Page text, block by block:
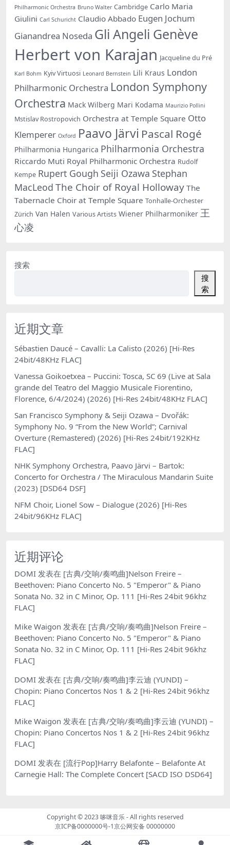
Philharmonic Orchestra Bruno Walter Cambridge Carlo Maria
Giulini Carl Schuricht Claudio Abbado Eugen Jochum
Gianandrea Noseda Gli Angeli Genève
Herbert von Karajan Jacqueline du Pré
Karl Bohm Kyiv Virtuosi Leonard Bernstein Lili Kraus London
Philharmonic Orchestra London Symphony
Orchestra Mack Wilberg Mari Kodama Maurizio Pollini
Mstislav Rostropovich Orchestra at Temple Square Otto
Klemperer Oxford Paavo Järvi Pascal Rogé
Philharmonia Hungarica Philharmonia Orchestra
Riccardo Muti Royal Philharmonic Orchestra Rudolf
Kempe Rupert Gough Seiji Ozawa Stephan
MacLeod The Choir of Royal Holloway The
Tabernacle Choir at Temple Square Tonhalle-Orchester
Zürich Van Halen Various Artists Wiener Philharmoniker 王
心凌
搜索
搜
索
近期文章
Sébastien Daucé – Cavalli: La Calisto (2026) [Hi-Res
24bit/48KHz FLAC]
Vanessa Goikoetxea – Puccini: Tosca, SC 69 (Live at Sala
grande del Teatro del Maggio Musicale Fiorentino,
Florence, 6/4/2024) (2026) [Hi-Res 24bit/48KHz FLAC]
San Francisco Symphony & Seiji Ozawa – Dvořák:
Symphony No. 9 “From the New World”; Carnival
Overture (Remastered) (2026) [Hi-Res 24bit/192KHz
FLAC]
NHK Symphony Orchestra, Paavo Järvi – Bartok:
Concerto for Orchestra / The Miraculous Mandarin Suite
(2023) [DSD64 DSF]
NFM Choir, Lionel Sow – Dialogue (2026) [Hi-Res
24bit/96KHz FLAC]
近期评论
DOMI 发表在 [古典/交响/奏鸣曲]Nelson Freire –
Beethoven: Piano Concerto No. 5 "Emperor" & Piano
Sonata No. 32 in C Minor, Op. 111 [Hi-Res 24bit 96khz
FLAC]
Mike Waigon 发表在 [古典/交响/奏鸣曲]Nelson Freire –
Beethoven: Piano Concerto No. 5 "Emperor" & Piano
Sonata No. 32 in C Minor, Op. 111 [Hi-Res 24bit 96khz
FLAC]
DOMI 发表在 [古典/交响/奏鸣曲]李云迪 (YUNDI) –
Chopin: Piano Concertos Nos 1 & 2 [Hi-Res 24bit 96khz
FLAC]
Mike Waigon 发表在 [古典/交响/奏鸣曲]李云迪 (YUNDI) –
Chopin: Piano Concertos Nos 1 & 2 [Hi-Res 24bit 96khz
FLAC]
DOMI 发表在 [流行Pop]Harry Belafonte – Belafonte At
Carnegie Hall: The Complete Concert [SACD ISO DSD64]
Copyright © 2023哆咪音乐- All rights reserved
京ICP备0000000号-1京公网安备 00000000